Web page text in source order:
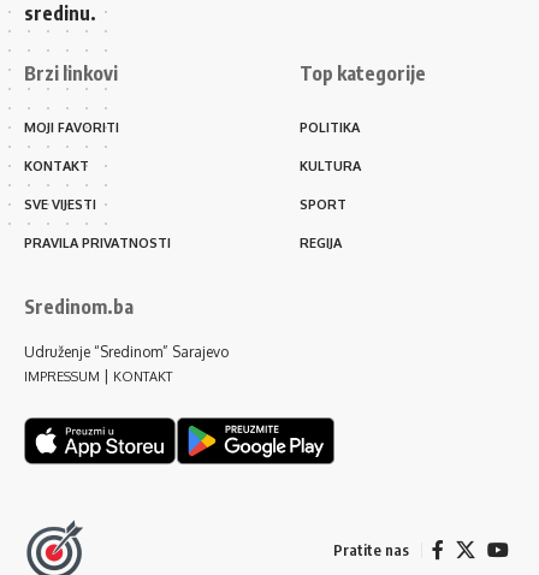
sredinu.
Brzi linkovi
MOJI FAVORITI
KONTAKT
SVE VIJESTI
PRAVILA PRIVATNOSTI
Top kategorije
POLITIKA
KULTURA
SPORT
REGIJA
Sredinom.ba
Udruženje “Sredinom” Sarajevo
IMPRESSUM KONTAKT
Pratite nas